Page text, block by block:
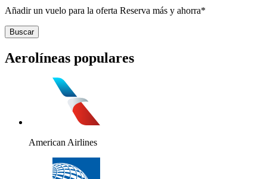
Añadir un vuelo para la oferta Reserva más y ahorra*
Buscar
Aerolíneas populares
American Airlines